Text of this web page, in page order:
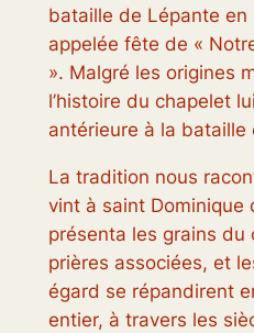
bataille de Lépante en
appelée fête de «
». Malgré les origines
l’histoire du chapelet
antérieure à la bataille
La tradition nous
vint à saint Dominique
présenta les grains du
prières associées, et
égard se répandirent
entier, à travers les